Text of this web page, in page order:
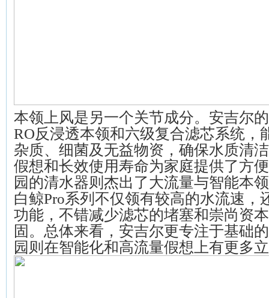
本领上风是另一个关节成分。安吉尔
RO反浸透本领和六级复合滤芯系统，
杂质、细菌及无益物资，确保水质清
假想和长效使用寿命为家庭提供了方
园的清水器则杰出了大流量与智能本
白鲸Pro系列不仅领有较高的水流速，
功能，不错减少滤芯的堵塞和崇尚资
固。总体来看，安吉尔更专注于基础
园则在智能化和高流量假想上有更多